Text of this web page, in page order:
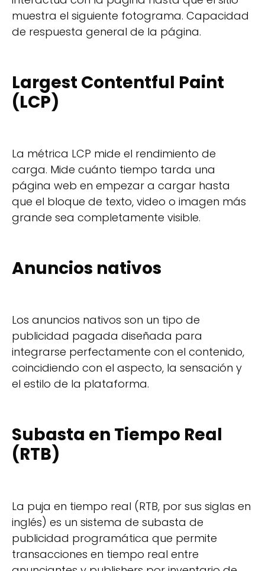
muestra el siguiente fotograma. Capacidad
de respuesta general de la página.
Largest Contentful Paint
(LCP)
La métrica LCP mide el rendimiento de
carga. Mide cuánto tiempo tarda una
página web en empezar a cargar hasta
que el bloque de texto, video o imagen más
grande sea completamente visible.
Anuncios nativos
Los anuncios nativos son un tipo de
publicidad pagada diseñada para
integrarse perfectamente con el contenido,
coincidiendo con el aspecto, la sensación y
el estilo de la plataforma.
Subasta en Tiempo Real
(RTB)
La puja en tiempo real (RTB, por sus siglas en
inglés) es un sistema de subasta de
publicidad programática que permite
transacciones en tiempo real entre